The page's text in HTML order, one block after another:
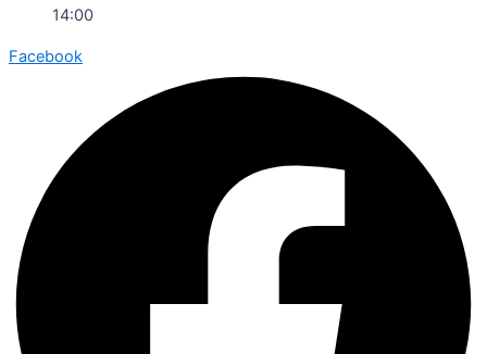
14:00
Facebook